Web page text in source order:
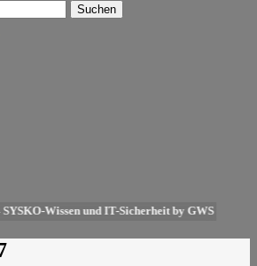
Suchen
Wissen und IT-Sicherheit by GWS